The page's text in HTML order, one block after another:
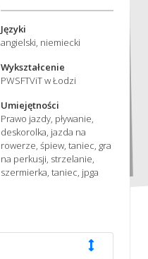
Języki
angielski, niemiecki
Wykształcenie
PWSFTViT w Łodzi
Umiejętności
Prawo jazdy, pływanie,
deskorolka, jazda na
rowerze, śpiew, taniec, gra
na perkusji, strzelanie,
szermierka, taniec, jpga